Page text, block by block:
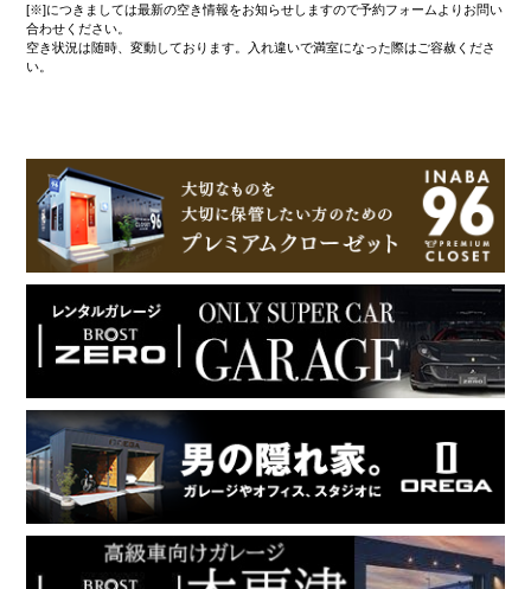
[※]につきましては最新の空き情報をお知らせしますので予約フォームよりお問い
合わせください。
空き状況は随時、変動しております。入れ違いで満室になった際はご容赦くださ
い。